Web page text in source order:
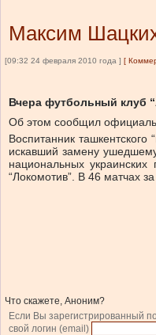
Максим
[09:32 24 февраля 2010 года ] [
Вчера футбольный клуб
Об этом сообщил
Воспитанник
искавший замену
национальных
“Локомотив”. В 46 матчах
Что скажете, Аноним?
Если Вы зарегистрированный
свой логин (email)